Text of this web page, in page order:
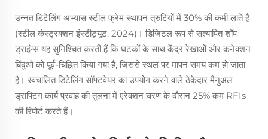
उन्नत डिटेलिंग अभ्यास स्टील फ्रेम स्थापन त्रुटियों में 30% की कमी लाते हैं
(स्टील कंस्ट्रक्शन इंस्टीट्यूट, 2024)। डिजिटल रूप से सत्यापित शॉप
ड्राइंग्स यह सुनिश्चित करती हैं कि घटकों के साथ केंद्र रेखाओं और कनेक्शन
बिंदुओं को पूर्व-चिह्नित किया गया है, जिससे स्थल पर मापन समय कम हो जाता
है। स्वचालित डिटेलिंग सॉफ्टवेयर का उपयोग करने वाले ठेकेदार मैनुअल
ड्राफ्टिंग कार्य प्रवाह की तुलना में एरेक्शन चरण के दौरान 25% कम RFIs
की रिपोर्ट करते हैं।